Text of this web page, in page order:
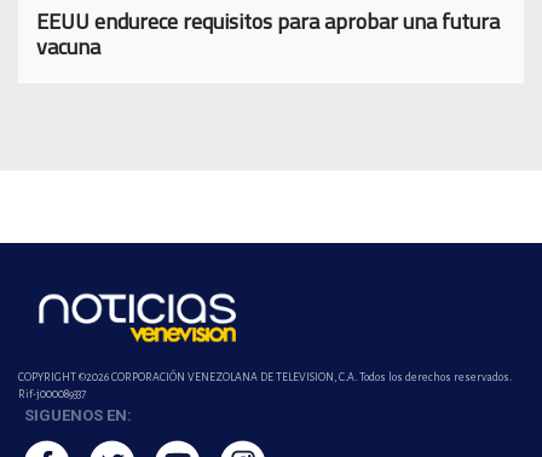
EEUU endurece requisitos para aprobar una futura
vacuna
COPYRIGHT ©2026 CORPORACIÓN VENEZOLANA DE TELEVISION, C.A. Todos los derechos reservados.
Rif-j000089337
SIGUENOS EN: